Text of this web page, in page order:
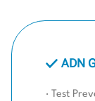
ADN
· Test